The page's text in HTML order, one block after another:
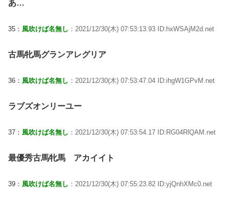
あ…
35： 風吹けば名無し ：2021/12/30(木) 07:53:13.93 ID:hxWSAjM2d.net
古馬牝馬グランアレグリア
36： 風吹けば名無し ：2021/12/30(木) 07:53:47.04 ID:ihgW1GPvM.net
ラブズオンリーユー
37： 風吹けば名無し ：2021/12/30(木) 07:53:54.17 ID:RG04RlQAM.net
最優秀古馬牝馬 アカイイト
39： 風吹けば名無し ：2021/12/30(木) 07:55:23.82 ID:yjQnhXMc0.net